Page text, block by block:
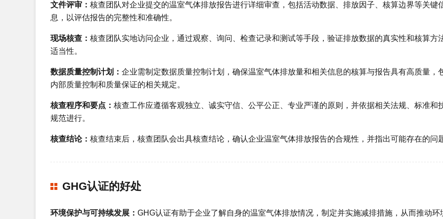
文件评审： 核查团队对企业提交的温室气体排放报告进行详细审查，包括活动数据、排放因子、核算边界等关键
息，以评估报告的完整性和准确性。
现场核查： 核查团队实地访问企业，通过观察、询问、检查记录和测试等手段，验证排放数据的真实性和核算方
适当性。
数据质量控制计划： 企业需制定数据质量控制计划，确保温室气体排放量和相关信息的核算与报告具有高质量，
内部质量控制和质量保证的相关规定。
核查程序和要点： 核查工作应遵循客观独立、诚实守信、公平公正、专业严谨的原则，并依据相关法规、标准和
规范进行。
核查结论： 核查结束后，核查团队会出具核查结论，确认企业温室气体排放报告的合规性，并指出可能存在的问
GHG认证的好处
环境保护与可持续发展： GHG认证有助于企业了解自身的温室气体排放情况，制定并实施减排措施，从而推动环